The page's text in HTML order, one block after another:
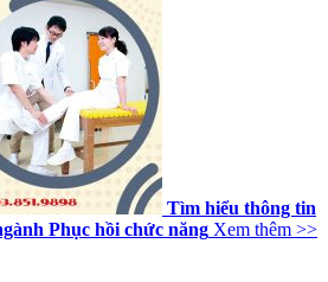
Tìm hiểu thông tin
Phục hồi chức năng Xem thêm >>